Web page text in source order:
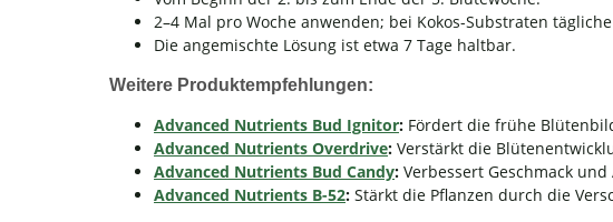
2–4 Mal pro Woche anwenden; bei Kokos-Substraten
Die angemischte Lösung ist etwa 7 Tage haltbar.
Weitere Produktempfehlungen:
Advanced Nutrients Bud Ignitor: Fördert die frühe
Advanced Nutrients Overdrive: Verstärkt die
Advanced Nutrients Bud Candy: Verbessert Geschmack
Advanced Nutrients B-52: Stärkt die Pflanzen durch die